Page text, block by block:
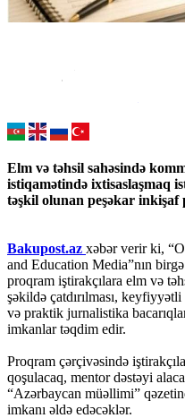
Elm və təhsil sahəsində
istiqamətində ixtisaslaşmaq
təşkil olunan peşəkar inkişaf
Bakupost.az xəbər verir ki,
and Education Media”nın
proqram iştirakçılara elm və
şəkildə çatdırılması, keyfiyyətli
və praktik jurnalistika
imkanlar təqdim edir.
Proqram çərçivəsində
qoşulacaq, mentor dəstəyi
“Azərbaycan müəllimi”
imkanı əldə edəcəklər.